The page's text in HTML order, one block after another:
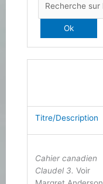
Titre/Description
Cahier canadien
Claudel 3. Voir